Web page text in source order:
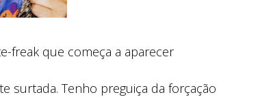
freak que começa a aparecer
surtada. Tenho preguiça da forçação